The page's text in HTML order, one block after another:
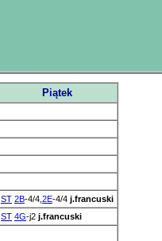
Piątek
ST 2B-4/4, 2E-4/4 j.francuski
ST 4G-j2 j.francuski